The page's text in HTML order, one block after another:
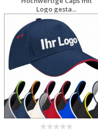
Logo gesta...
Jetzt Angebot
anfordern